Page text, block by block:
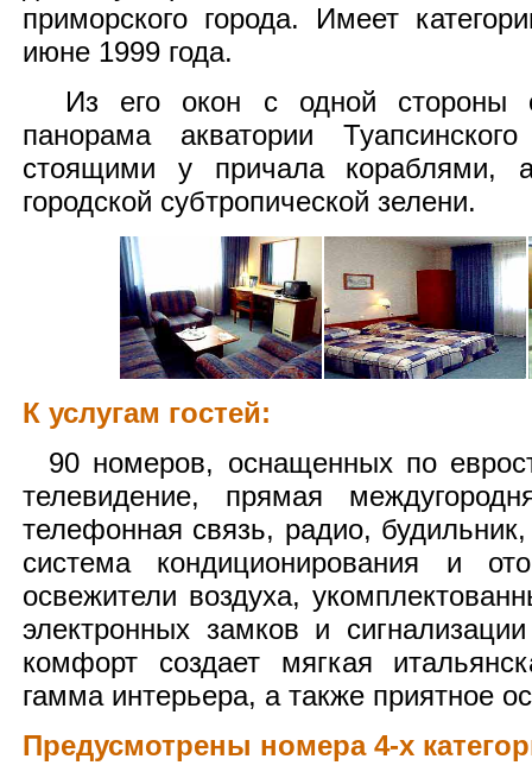
приморского города. Имеет
июне 1999 года.
Из его окон с одной стороны
панорама акватории
стоящими у причала кораблями,
городской субтропической зелени.
К услугам гостей:
90 номеров, оснащенных по
телевидение, прямая
телефонная связь, радио,
система кондиционирования и
освежители воздуха,
электронных замков и
комфорт создает мягкая
гамма интерьера, а также приятное
Предусмотрены номера 4-х